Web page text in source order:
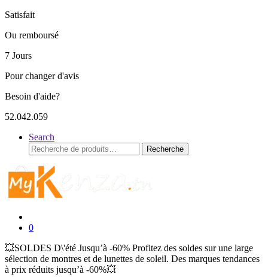
Satisfait
Ou remboursé
7 Jours
Pour changer d'avis
Besoin d'aide?
52.042.059
Search
Recherche
pour :
Recherche
0
💥SOLDES D\'été Jusqu’à -60% Profitez des soldes sur une large
sélection de montres et de lunettes de soleil. Des marques tendances
à prix réduits jusqu’à -60%💥